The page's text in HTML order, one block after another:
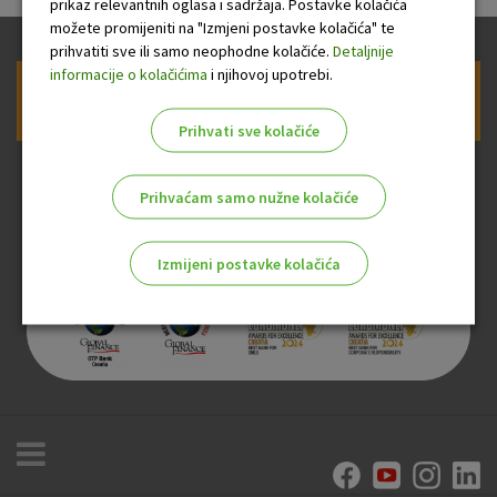
možete promijeniti na "Izmjeni postavke kolačića" te
prihvatiti sve ili samo neophodne kolačiće. Detaljnije
informacije o kolačićima i njihovoj upotrebi.
Prihvati sve kolačiće
Prihvaćam samo nužne kolačiće
Izmijeni postavke kolačića
Nužni kolačići
Analitički kolačići